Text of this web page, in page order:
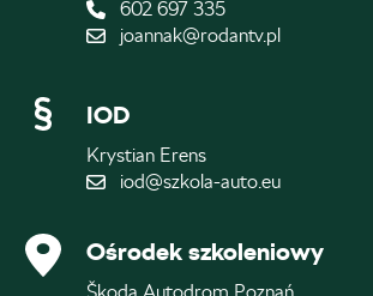
602 697 335
joannak@rodantv.pl
IOD
Krystian Erens
iod@szkola-auto.eu
Ośrodek szkoleniowy